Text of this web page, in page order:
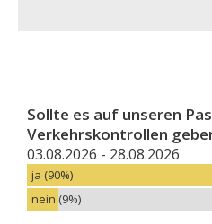
Sollte es auf unseren
Verkehrskontrollen
03.08.2026 - 28.08.2026
ja (90%)
nein (9%)